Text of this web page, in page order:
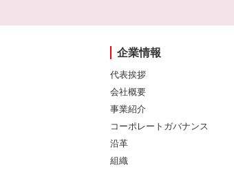
企業情報
代表挨拶
会社概要
事業紹介
コーポレートガバナンス
沿革
組織